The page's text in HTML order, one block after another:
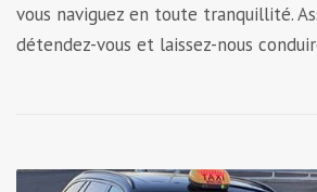
vous naviguez en toute tranquillité.
détendez-vous et laissez-nous